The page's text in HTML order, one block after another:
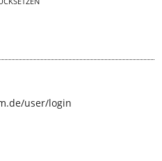
user/login